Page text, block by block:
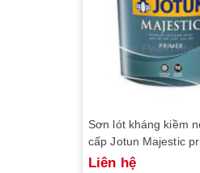
Sơn lót kháng kiềm
cấp Jotun Majestic
Liên hệ